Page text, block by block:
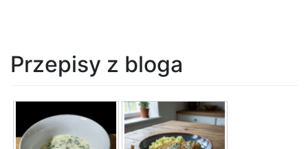
Przepisy z bloga